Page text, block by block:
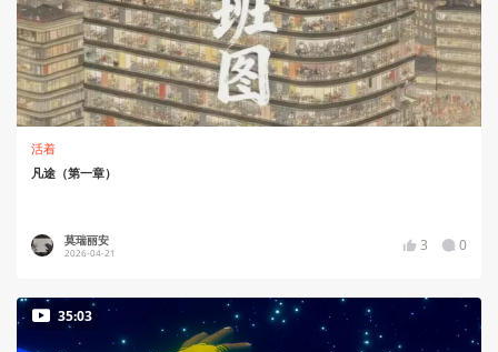
活着
凡途（第一章）
莫瑞丽安
2026-04-21 3 0
35:03